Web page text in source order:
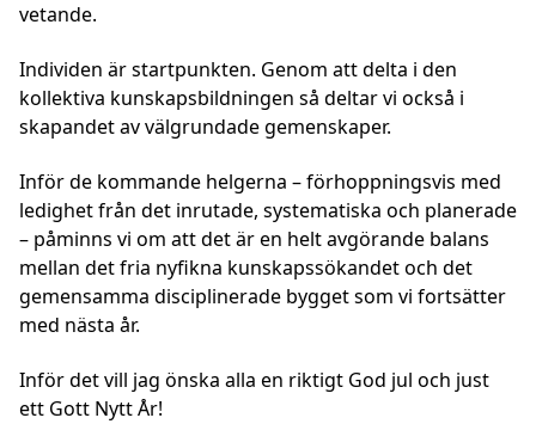
vetande.
Individen är startpunkten. Genom att delta i den
kollektiva kunskapsbildningen så deltar vi också i
skapandet av välgrundade gemenskaper.
Inför de kommande helgerna – förhoppningsvis med
ledighet från det inrutade, systematiska och planerade
– påminns vi om att det är en helt avgörande balans
mellan det fria nyfikna kunskapssökandet och det
gemensamma disciplinerade bygget som vi fortsätter
med nästa år.
Inför det vill jag önska alla en riktigt God jul och just
ett Gott Nytt År!